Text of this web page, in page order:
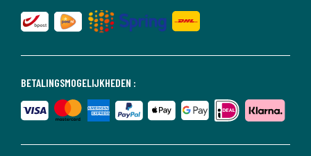
BETALINGSMOGELIJKHEDEN :